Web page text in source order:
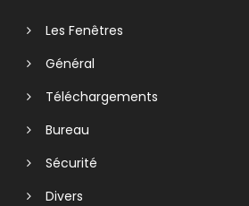
Les Fenêtres
Général
Téléchargements
Bureau
Sécurité
Divers